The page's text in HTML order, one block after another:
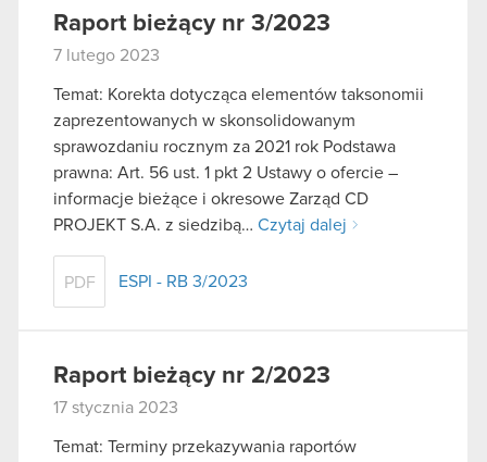
Raport bieżący nr 3/2023
7 lutego 2023
Temat: Korekta dotycząca elementów taksonomii
zaprezentowanych w skonsolidowanym
sprawozdaniu rocznym za 2021 rok Podstawa
prawna: Art. 56 ust. 1 pkt 2 Ustawy o ofercie –
informacje bieżące i okresowe Zarząd CD
PROJEKT S.A. z siedzibą… Czytaj dalej
PDF ESPI - RB 3/2023
Raport bieżący nr 2/2023
17 stycznia 2023
Temat: Terminy przekazywania raportów